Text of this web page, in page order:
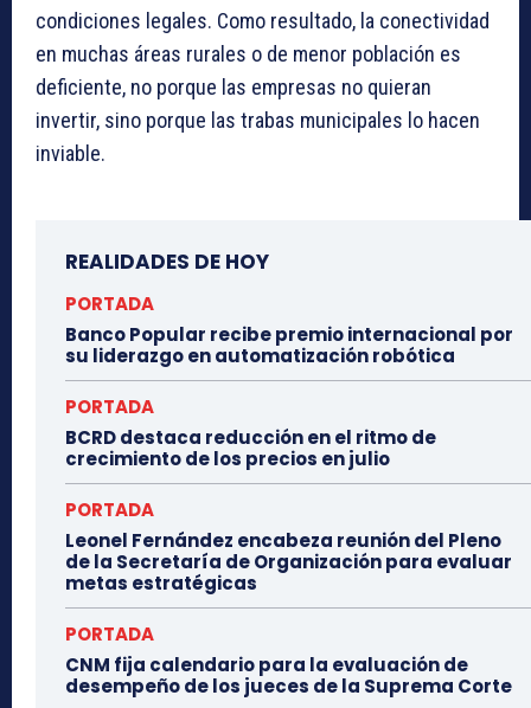
condiciones legales. Como resultado, la conectividad
en muchas áreas rurales o de menor población es
deficiente, no porque las empresas no quieran
invertir, sino porque las trabas municipales lo hacen
inviable.
REALIDADES DE HOY
PORTADA
Banco Popular recibe premio internacional por
su liderazgo en automatización robótica
PORTADA
BCRD destaca reducción en el ritmo de
crecimiento de los precios en julio
PORTADA
Leonel Fernández encabeza reunión del Pleno
de la Secretaría de Organización para evaluar
metas estratégicas
PORTADA
CNM fija calendario para la evaluación de
desempeño de los jueces de la Suprema Corte